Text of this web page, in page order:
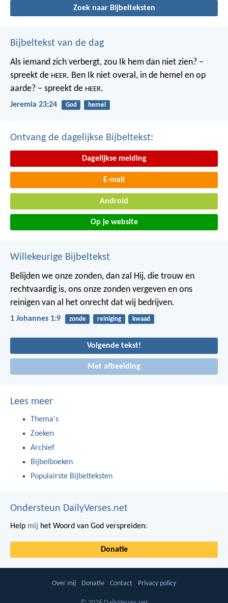
Zoek naar Bijbelteksten
Bijbeltekst van de dag
Als iemand zich verbergt, zou Ik hem dan niet zien? –
spreekt de HEER. Ben Ik niet overal, in de hemel en op
aarde? – spreekt de HEER.
Jeremia 23:24 God hemel
Ontvang de dagelijkse Bijbeltekst:
Dagelijkse melding
E-mail
Android
Op je website
Willekeurige Bijbeltekst
Belijden we onze zonden, dan zal Hij, die trouw en
rechtvaardig is, ons onze zonden vergeven en ons
reinigen van al het onrecht dat wij bedrijven.
1 Johannes 1:9 zonde reiniging kwaad
Volgende tekst!
Met afbeelding
Lees meer
Thema's
Zoeken
Archief
Bijbelboeken
Populairste Bijbelteksten
Ondersteun DailyVerses.net
Help mij het Woord van God verspreiden:
Donatie
Over mij Donatie Contact Privacy policy